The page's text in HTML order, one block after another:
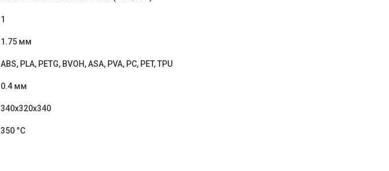
1
1.75 мм
ABS, PLA, PETG, BVOH, ASA, PVA, PC, PET, TPU
0.4 мм
340x320x340
350 °C